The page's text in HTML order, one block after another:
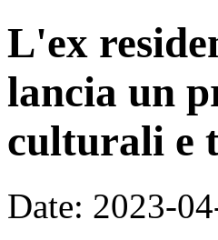
L'ex
lancia un
culturali e
Date: 2023-